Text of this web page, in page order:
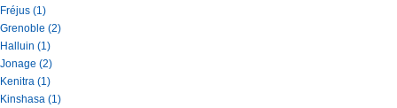
Fréjus (1)
Grenoble (2)
Halluin (1)
Jonage (2)
Kenitra (1)
Kinshasa (1)